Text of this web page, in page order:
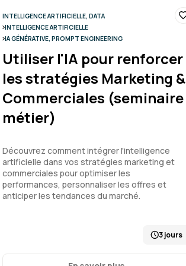
auprès de ma hiérarchie pour les
s'adapte au rythme de chacun
INTELLIGENCE ARTIFICIELLE, DATA
INTELLIGENCE ARTIFICIELLE
IA GÉNÉRATIVE, PROMPT ENGINEERING
Utiliser l'IA pour renforcer
les stratégies Marketing &
Commerciales (seminaire
métier)
Découvrez comment intégrer l'intelligence
artificielle dans vos stratégies marketing et
commerciales pour optimiser les
performances, personnaliser les offres et
anticiper les tendances du marché.
3 jours